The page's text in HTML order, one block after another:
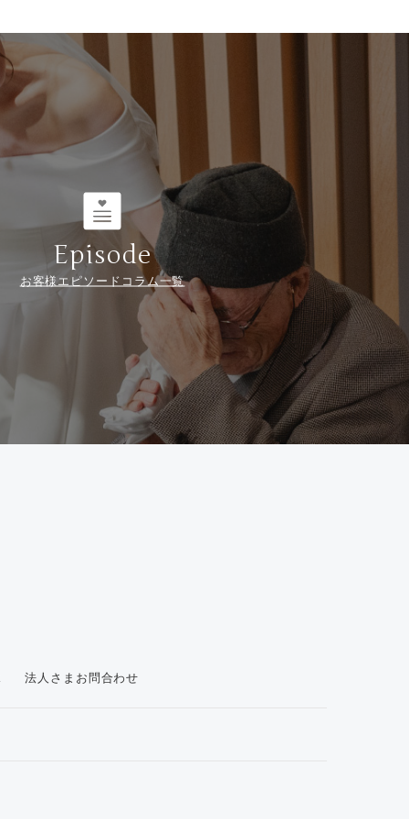
Episode
お客様エピソードコラム一覧
法人さまお問合わせ